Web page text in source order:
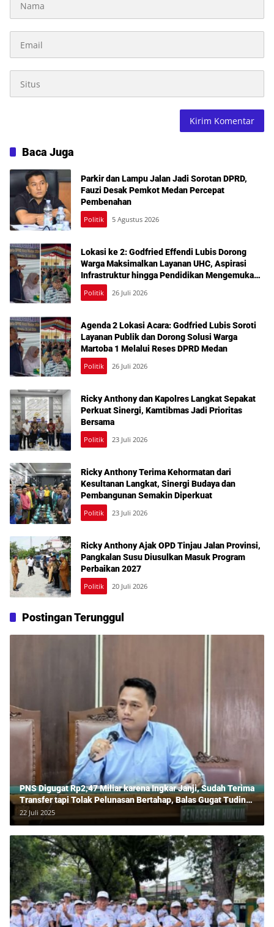
Baca Juga
Parkir dan Lampu Jalan Jadi Sorotan DPRD,
Fauzi Desak Pemkot Medan Percepat
Pembenahan
Politik 5 Agustus 2026
Lokasi ke 2: Godfried Effendi Lubis Dorong
Warga Maksimalkan Layanan UHC, Aspirasi
Infrastruktur hingga Pendidikan Mengemuka
dalam Reses Medan Amplas
Politik 26 Juli 2026
Agenda 2 Lokasi Acara: Godfried Lubis Soroti
Layanan Publik dan Dorong Solusi Warga
Martoba 1 Melalui Reses DPRD Medan
Politik 26 Juli 2026
Ricky Anthony dan Kapolres Langkat Sepakat
Perkuat Sinergi, Kamtibmas Jadi Prioritas
Bersama
Politik 23 Juli 2026
Ricky Anthony Terima Kehormatan dari
Kesultanan Langkat, Sinergi Budaya dan
Pembangunan Semakin Diperkuat
Politik 23 Juli 2026
Ricky Anthony Ajak OPD Tinjau Jalan Provinsi,
Pangkalan Susu Diusulkan Masuk Program
Perbaikan 2027
Politik 20 Juli 2026
Postingan Terunggul
PNS Digugat Rp2,47 Miliar karena Ingkar Janji, Sudah Terima
Transfer tapi Tolak Pelunasan Bertahap, Balas Gugat Tuding
Lawan Tipu Rp850 Juta
22 Juli 2025